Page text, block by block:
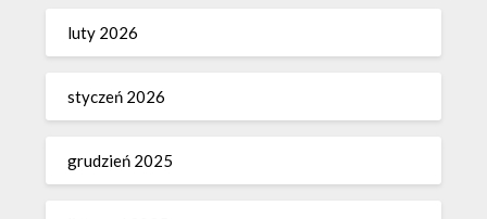
luty 2026
styczeń 2026
grudzień 2025